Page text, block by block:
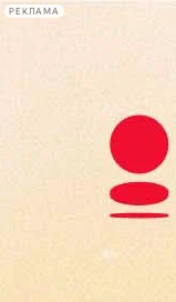
РЕКЛАМА
Сегодня:
2026.08.08
14:15
Афиша Plus